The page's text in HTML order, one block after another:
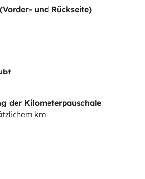
und Rückseite)
der Kilometerpauschale
km